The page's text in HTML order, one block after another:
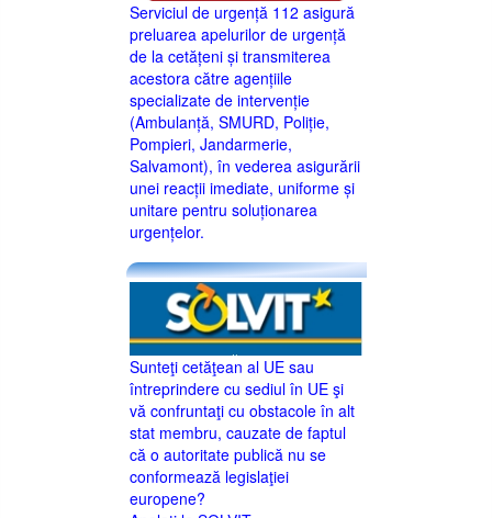
Serviciul de urgență 112 asigură
preluarea apelurilor de urgență
de la cetățeni și transmiterea
acestora către agențiile
specializate de intervenție
(Ambulanță, SMURD, Poliție,
Pompieri, Jandarmerie,
Salvamont), în vederea asigurării
unei reacții imediate, uniforme și
unitare pentru soluționarea
urgențelor.
Sunteţi cetăţean al UE sau
întreprindere cu sediul în UE şi
vă confruntaţi cu obstacole în alt
stat membru, cauzate de faptul
că o autoritate publică nu se
conformează legislaţiei
europene?